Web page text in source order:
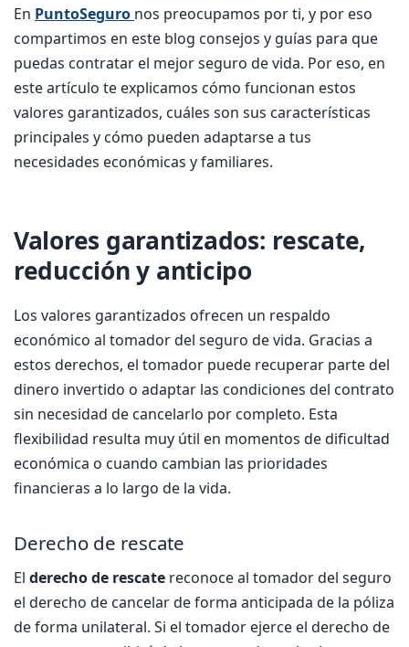
En PuntoSeguro nos preocupamos por ti, y por eso
compartimos en este blog consejos y guías para que
puedas contratar el mejor seguro de vida. Por eso, en
este artículo te explicamos cómo funcionan estos
valores garantizados, cuáles son sus características
principales y cómo pueden adaptarse a tus
necesidades económicas y familiares.
Valores garantizados: rescate,
reducción y anticipo
Los valores garantizados ofrecen un respaldo
económico al tomador del seguro de vida. Gracias a
estos derechos, el tomador puede recuperar parte del
dinero invertido o adaptar las condiciones del contrato
sin necesidad de cancelarlo por completo. Esta
flexibilidad resulta muy útil en momentos de dificultad
económica o cuando cambian las prioridades
financieras a lo largo de la vida.
Derecho de rescate
El derecho de rescate reconoce al tomador del seguro
el derecho de cancelar de forma anticipada de la póliza
de forma unilateral. Si el tomador ejerce el derecho de